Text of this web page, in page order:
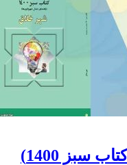
1400)